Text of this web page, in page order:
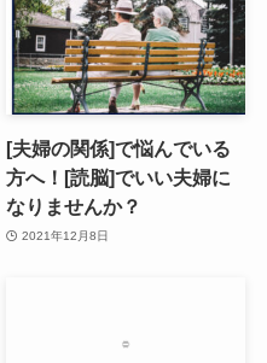
[夫婦の関係]で悩んでいる
方へ！[読脳]でいい夫婦に
なりませんか？
2021年12月8日